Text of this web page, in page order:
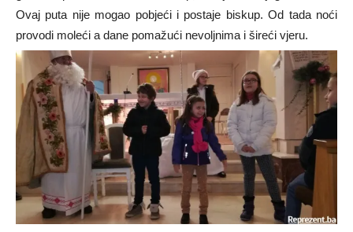
Ovaj puta nije mogao pobjeći i postaje biskup. Od tada noći
provodi moleći a dane pomažući nevoljnima i šireći vjeru.